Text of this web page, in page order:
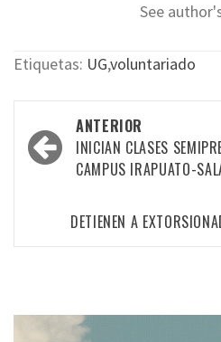
See
Etiquetas: UG,voluntariado
Navegación
por
entradas
ANTERIOR
INICIAN CLASES
CAMPUS IRAPUATO-
DETIENEN A